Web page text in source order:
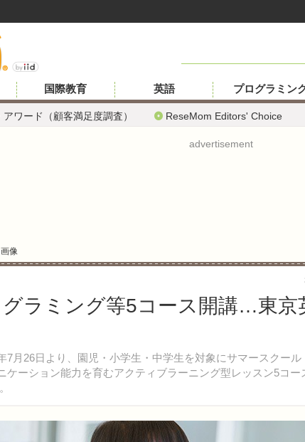
アワード（顧客満足度調査） ReseMom Editors' Choice
国際教育 英語 プログラミン
advertisement
像
グラミング等5コース開講…東京
7月26日より、園児・小学生・中学生を対象にサマースクール
ケーション能力を育むアクティブラーニング型レッスン5コー